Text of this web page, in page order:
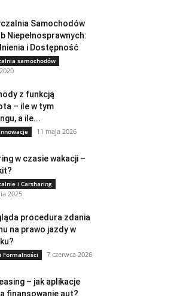
Samochodów
Niepełnosprawnych:
i Dostępność
samochodów
z funkcją
– ile w tym
a ile...
11 maja 2026
w czasie wakacji –
i Carsharing
2025
procedura zdania
na prawo jazdy w
Formalności 7 czerwca 2026
– jak aplikacje
finansowanie aut?